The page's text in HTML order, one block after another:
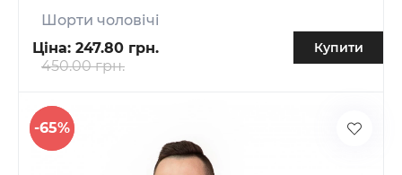
Шорти чоловічі
Ціна: 247.80 грн.
450.00 грн.
Купити
-65%